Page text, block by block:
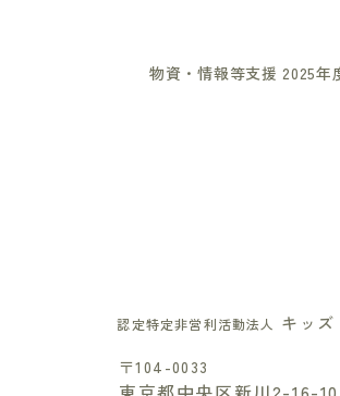
物資・情報等支援 2025年
認定特定非営利活動法人 キッズ
〒104-0033